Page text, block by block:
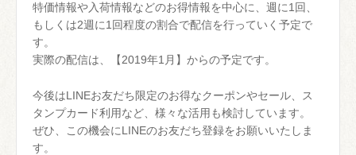
特価情報や入荷情報などのお得情報を中心に、週に1回、
もしくは2週に1回程度の割合で配信を行っていく予定で
す。
実際の配信は、【2019年1月】からの予定です。
今後はLINEお友だち限定のお得なクーポンやセール、ス
タンプカード利用など、様々な活用も検討しています。
ぜひ、この機会にLINEのお友だち登録をお願いいたしま
す。